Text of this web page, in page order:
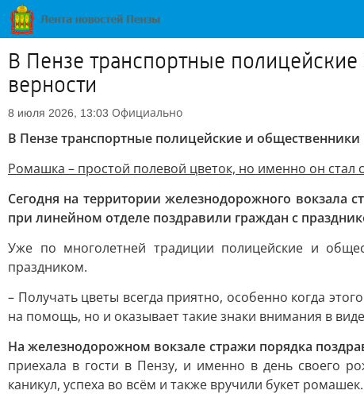
В Пензе транспортные
верности
8 июля 2026, 13:03 Официально
В Пензе транспортные полицейские и
Ромашка – простой полевой цветок, но именно он
Сегодня на территории железнодорожного вокзала
при линейном отделе поздравили граждан с
Уже по многолетней традиции полицейские и
праздником.
– Получать цветы всегда приятно, особенно когда
на помощь, но и оказывает такие знаки внимания в
На железнодорожном вокзале стражи порядка
приехала в гости в Пензу, и именно в день своего
каникул, успеха во всём и также вручили букет ромашек.